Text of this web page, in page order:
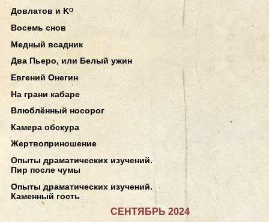
Довлатов и Kᴼ
Восемь снов
Медный всадник
Два Пьеро, или Белый ужин
Евгений Онегин
На грани кабаре
Влюблённый носорог
Камера обскура
Жертвоприношение
Опыты драматических изучений.
Пир после чумы
Опыты драматических изучений.
Каменный гость
СЕНТЯБРЬ 2024